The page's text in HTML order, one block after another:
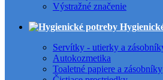
Výstražné značenie
Servítky - utierky a
Autokozmetika
Toaletné papiere a zásobníky